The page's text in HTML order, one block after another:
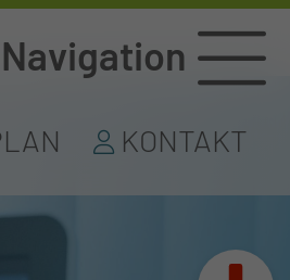
KONTAKT
Navigation